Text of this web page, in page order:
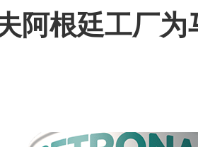
阿根廷工厂